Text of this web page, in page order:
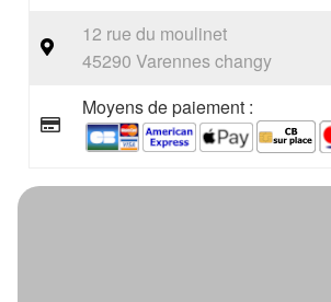
12 rue du moulinet
45290 Varennes changy
Moyens de paiement :